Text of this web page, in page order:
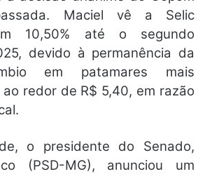
Maciel vê a Selic
10,50% até o segundo
devido à permanência da
em patamares mais
redor de R$ 5,40, em razão
o presidente do Senado,
(PSD-MG), anunciou um